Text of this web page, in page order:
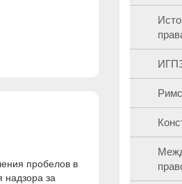
пробелов в
надзора за